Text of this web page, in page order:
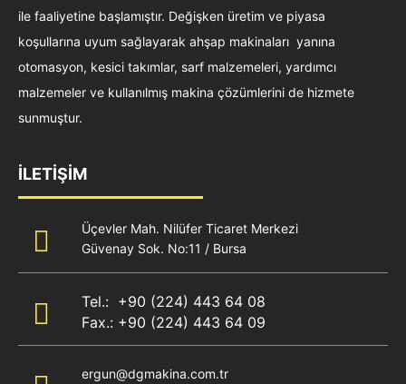
ile faaliyetine başlamıştır. Değişken üretim ve piyasa
koşullarına uyum sağlayarak ahşap makinaları yanına
otomasyon, kesici takımlar, sarf malzemeleri, yardımcı
malzemeler ve kullanılmış makina çözümlerini de hizmete
sunmuştur.
İLETİŞİM
Üçevler Mah. Nilüfer Ticaret Merkezi
Güvenay Sok. No:11 / Bursa
Tel.: +90 (224) 443 64 08
Fax.: +90 (224) 443 64 09
ergun@dgmakina.com.tr